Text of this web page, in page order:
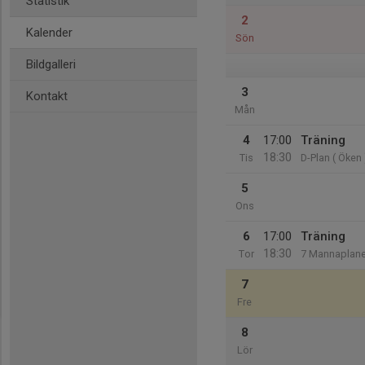
Kalender
Bildgalleri
Kontakt
2
Sön
3
Mån
4
Tis
17:00
18:30
Träning
D-Plan ( Öken
5
Ons
6
Tor
17:00
18:30
Träning
7
7
Fre
8
Lör